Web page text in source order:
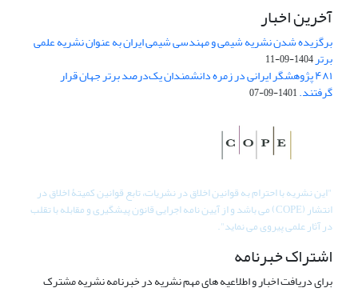
آخرین اخبار
برگزیده شدن نشریه شیمی و مهندسی شیمی ایران به عنوان نشریه علمی
برتر1404-09-11
۴۸۱ پژوهشگر ایرانی در زمره دانشمندان یک‌درصد برتر جهان قرار
گرفتند.1401-09-07
"این نشریه با احترام به قوانین اخلاق در نشریات، تابع قوانین کمیتۀ اخلاق در
انتشار (COPE) می باشد و از آیین نامه اجرایی قانون پیشگیری و مقابله با تقلب
در آثار علمی پیروی می نماید".
اشتراک خبرنامه
برای دریافت اخبار و اطلاعیه های مهم نشریه در خبرنامه نشریه مشترک